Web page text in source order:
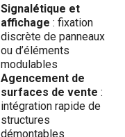
Signalétique et
affichage : fixation
discrète de panneaux
ou d’éléments
modulables
Agencement de
surfaces de vente :
intégration rapide de
structures
démontables